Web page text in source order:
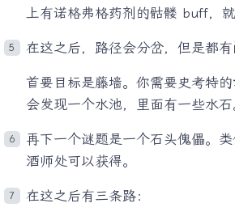
上有诺格弗格药剂的骷髅 buff，就
在这之后，路径会分岔，但是都
首要目标是藤墙。你需要史考特
会发现一个水池，里面有一些水
再下一个谜题是一个石头傀儡。
酒师处可以获得。
在这之后有三条路：